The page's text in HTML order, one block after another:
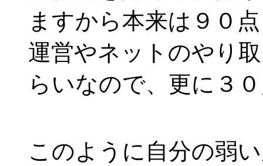
ますから本来は９０
運営やネットのやり
らいなので、更に３
このように自分の弱